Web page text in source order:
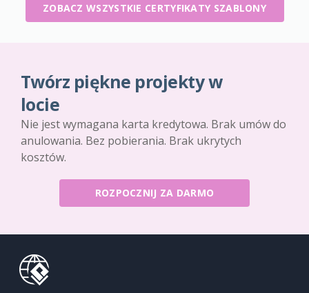
ZOBACZ WSZYSTKIE CERTYFIKATY SZABLONY
Twórz piękne projekty w
locie
Nie jest wymagana karta kredytowa. Brak umów do
anulowania. Bez pobierania. Brak ukrytych
kosztów.
ROZPOCZNIJ ZA DARMO